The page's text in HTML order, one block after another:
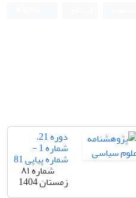
دوره 21،
شماره 1 -
شماره پیاپی 81
شماره ۸۱
زمستان 1404